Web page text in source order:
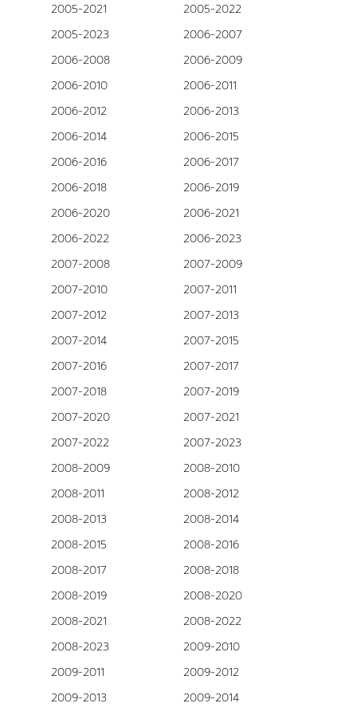
2005-2021
2005-2022
2005-2023
2006-2007
2006-2008
2006-2009
2006-2010
2006-2011
2006-2012
2006-2013
2006-2014
2006-2015
2006-2016
2006-2017
2006-2018
2006-2019
2006-2020
2006-2021
2006-2022
2006-2023
2007-2008
2007-2009
2007-2010
2007-2011
2007-2012
2007-2013
2007-2014
2007-2015
2007-2016
2007-2017
2007-2018
2007-2019
2007-2020
2007-2021
2007-2022
2007-2023
2008-2009
2008-2010
2008-2011
2008-2012
2008-2013
2008-2014
2008-2015
2008-2016
2008-2017
2008-2018
2008-2019
2008-2020
2008-2021
2008-2022
2008-2023
2009-2010
2009-2011
2009-2012
2009-2013
2009-2014